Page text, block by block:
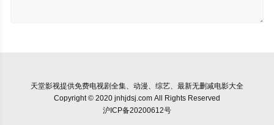
天堂影视提供免费电视剧全集、动漫、综艺、最新无删减电影大全
Copyright © 2020 jnhjdsj.com All Rights Reserved
沪ICP备20200612号